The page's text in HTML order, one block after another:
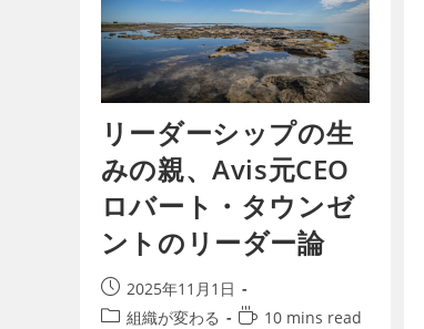
リーダーシップの生
みの親、Avis元CEO
ロバート・タウンゼ
ントのリーダー論
2025年11月1日
組織が変わる
10 mins read